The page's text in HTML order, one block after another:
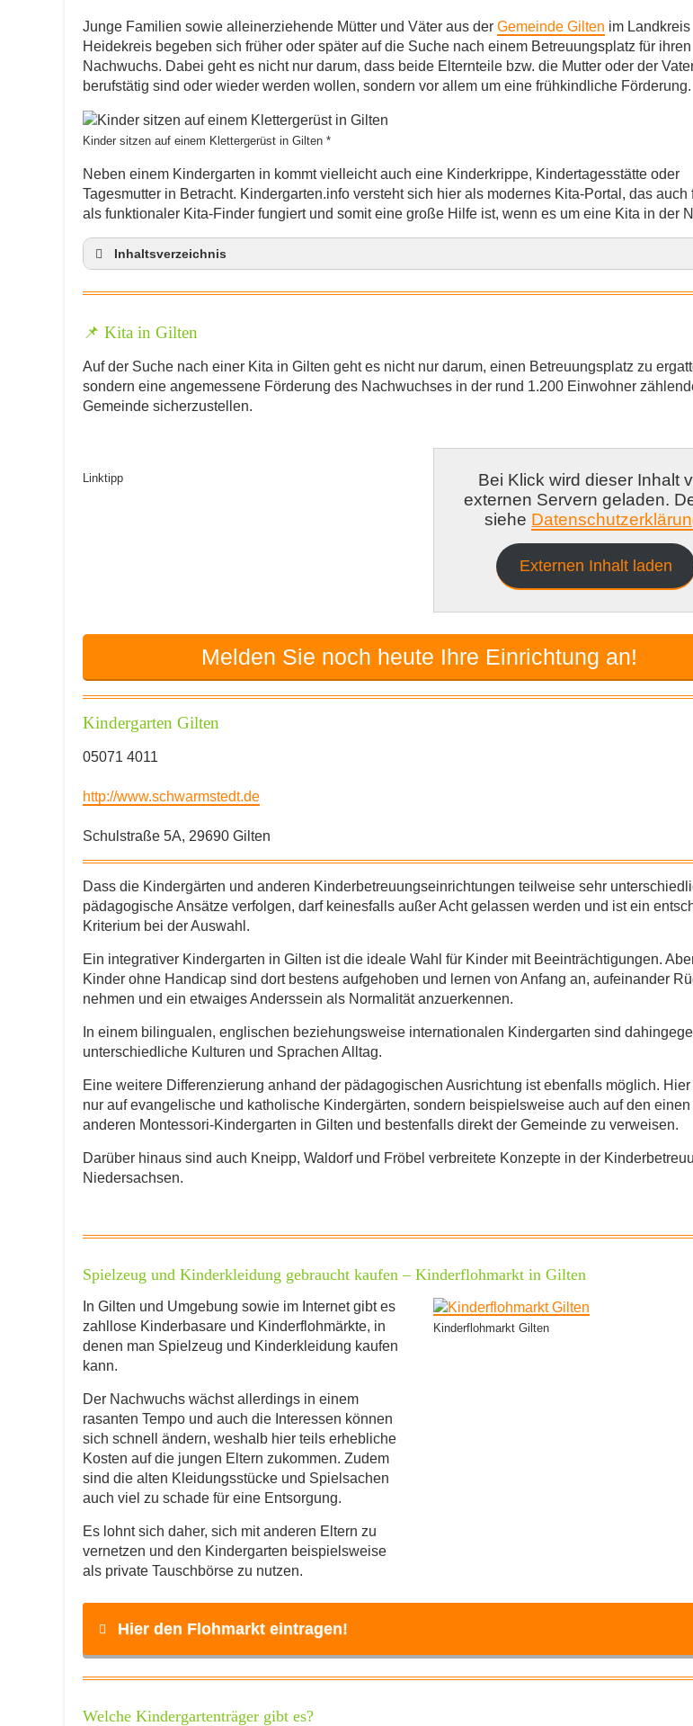
Junge Familien sowie alleinerziehende Mütter und Väter aus der Gemeinde Gilten im Landkreis
Heidekreis begeben sich früher oder später auf die Suche nach einem Betreuungsplatz für ihren
Nachwuchs. Dabei geht es nicht nur darum, dass beide Elternteile bzw. die Mutter oder der
berufstätig sind oder wieder werden wollen, sondern vor allem um eine frühkindliche Förderung.
Kinder sitzen auf einem Klettergerüst in Gilten *
Neben einem Kindergarten in kommt vielleicht auch eine Kinderkrippe, Kindertagesstätte oder
Tagesmutter in Betracht. Kindergarten.info versteht sich hier als modernes Kita-Portal, das auch
als funktionaler Kita-Finder fungiert und somit eine große Hilfe ist, wenn es um eine Kita in der
Inhaltsverzeichnis
Welche Kindergartenträger gibt es?
Kindergarten-Kosten im Gemeinde Gilten
Erzieher Jobs in den Kindergärten in Gilten
📌 Kita in Gilten
Auf der Suche nach einer Kita in Gilten geht es nicht nur darum, einen Betreuungsplatz zu
sondern eine angemessene Förderung des Nachwuchses in der rund 1.200 Einwohner
Gemeinde sicherzustellen.
Linktipp
Bei Klick wird dieser Inhalt
externen Servern geladen.
siehe
Externen Inhalt laden
Melden Sie noch heute Ihre Einrichtung an!
Kindergarten Gilten
05071 4011
http://www.schwarmstedt.de
Schulstraße 5A, 29690 Gilten
Dass die Kindergärten und anderen Kinder­betreuungs­einrichtungen teilweise sehr
pädagogische Ansätze verfolgen, darf keinesfalls außer Acht gelassen werden und ist ein
Kriterium bei der Auswahl.
Ein integrativer Kindergarten in Gilten ist die ideale Wahl für Kinder mit Beein­träch­tigungen.
Kinder ohne Handicap sind dort bestens aufgehoben und lernen von Anfang an, aufeinander
nehmen und ein etwaiges Anderssein als Normalität anzuerkennen.
In einem bilingualen, englischen beziehungsweise internationalen Kindergarten sind
unterschiedliche Kulturen und Sprachen Alltag.
Eine weitere Differenzierung anhand der pädagogischen Ausrichtung ist ebenfalls möglich.
nur auf evangelische und katholische Kindergärten, sondern beispielsweise auch auf den einen
anderen Montessori-Kindergarten in Gilten und bestenfalls direkt der Gemeinde zu verweisen.
Darüber hinaus sind auch Kneipp, Waldorf und Fröbel verbreitete Konzepte in der
Niedersachsen.
Spielzeug und Kinderkleidung gebraucht kaufen – Kinderflohmarkt in Gilten
In Gilten und Umgebung sowie im Internet gibt es
zahllose Kinderbasare und Kinderflohmärkte, in
denen man Spielzeug und Kinderkleidung kaufen
kann.
Der Nachwuchs wächst allerdings in einem
rasanten Tempo und auch die Interessen können
sich schnell ändern, weshalb hier teils erhebliche
Kosten auf die jungen Eltern zukommen. Zudem
sind die alten Kleidungsstücke und Spielsachen
auch viel zu schade für eine Entsorgung.
Es lohnt sich daher, sich mit anderen Eltern zu
vernetzen und den Kindergarten beispielsweise
als private Tauschbörse zu nutzen.
Kinderflohmarkt Gilten
Hier den Flohmarkt eintragen!
Name*
Welche Kindergartenträger gibt es?